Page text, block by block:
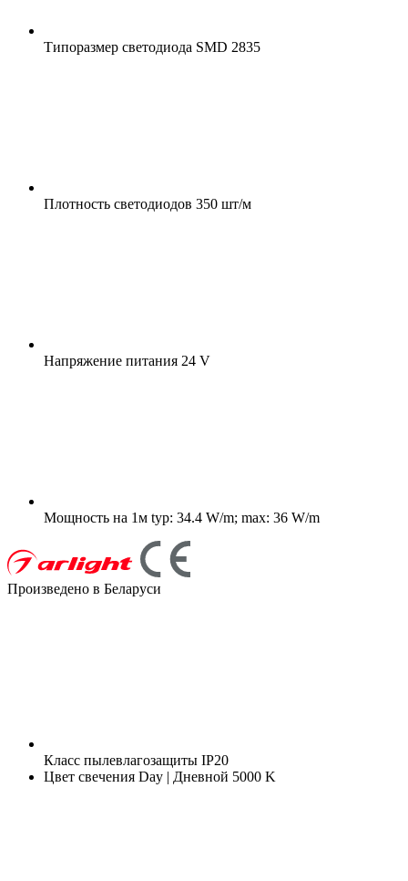
Типоразмер светодиода SMD 2835
Плотность светодиодов 350 шт/м
Напряжение питания 24 V
Мощность на 1м typ: 34.4 W/m; max: 36 W/m
Произведено в Беларуси
Класс пылевлагозащиты IP20
Цвет свечения Day | Дневной 5000 K